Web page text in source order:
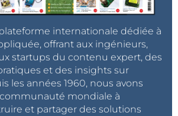
internationale dédiée à
offrant aux ingénieurs,
startups du contenu expert, des
et des insights sur
les années 1960, nous avons
mondiale à
et partager des solutions